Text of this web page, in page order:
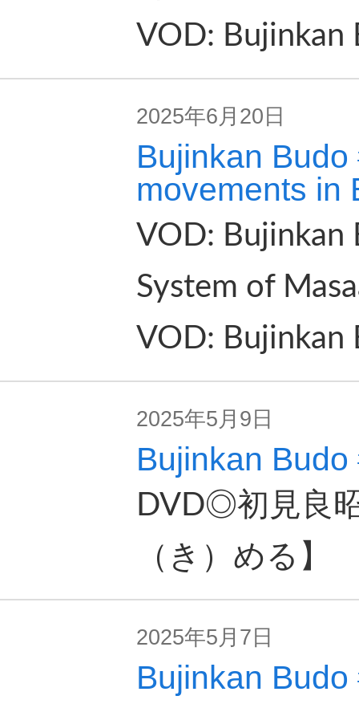
VOD: Bujinkan
2025年6月20日
Bujinkan
movements in
VOD: Bujinkan
System of
VOD: Bujinkan
2025年5月9日
Bujinkan
DVD◎初見良
（き）める】
2025年5月7日
Bujinkan